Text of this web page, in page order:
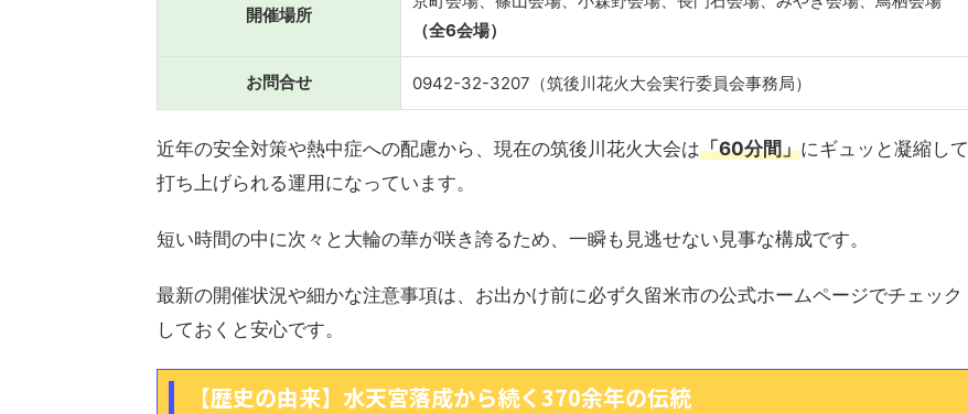
開催場所
（全6会場）
お問合せ 0942-32-3207（筑後川花火大会実行委員会事務局）
近年の安全対策や熱中症への配慮から、現在の筑後川花火大会は「60分間」にギュッと凝縮して
打ち上げられる運用になっています。
短い時間の中に次々と大輪の華が咲き誇るため、一瞬も見逃せない見事な構成です。
最新の開催状況や細かな注意事項は、お出かけ前に必ず久留米市の公式ホームページでチェック
しておくと安心です。
【歴史の由来】水天宮落成から続く370余年の伝統